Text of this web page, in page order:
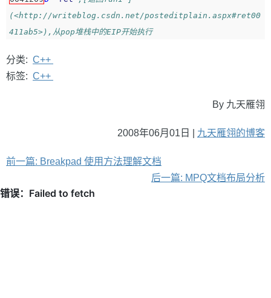
(<http://writeblog.csdn.net/posteditplain.aspx#ret00
411ab5>),从pop堆栈中的EIP开始执行
分类: C++
标签: C++
By 九天雁翎
2008年06月01日 | 九天雁翎的博客
前一篇: Breakpad 使用方法理解文档
后一篇: MPQ文档布局分析